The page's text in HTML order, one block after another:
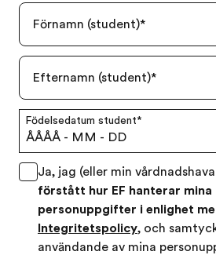
Förnamn (student)*
Efternamn (student)*
Födelsedatum student*
ÅÅÅÅ - MM - DD
Ja, jag (eller min
förstått hur EF hanterar mina
personuppgifter i enlighet
Integritetspolicy, och
användande av mina